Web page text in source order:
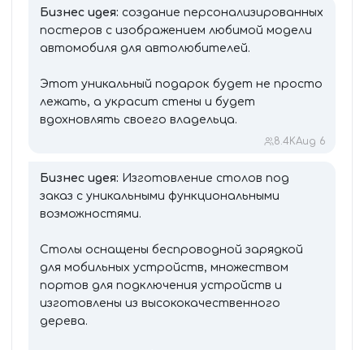
Бизнес идея: создание персонализированных
постеров с изображением любимой модели
автомобиля для автолюбителей.
Этот уникальный подарок будет не просто
лежать, а украсит стены и будет
вдохновлять своего владельца.
8.4KAug 6
Бизнес идея: Изготовление столов под
заказ с уникальными функциональными
возможностями.
Столы оснащены беспроводной зарядкой
для мобильных устройств, множеством
портов для подключения устройств и
изготовлены из высококачественного
дерева.